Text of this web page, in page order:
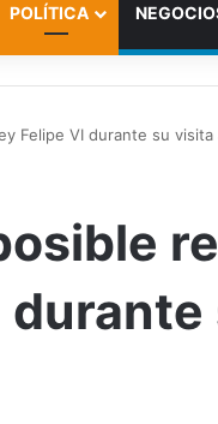
POLÍTICA
Felipe VI durante su visita